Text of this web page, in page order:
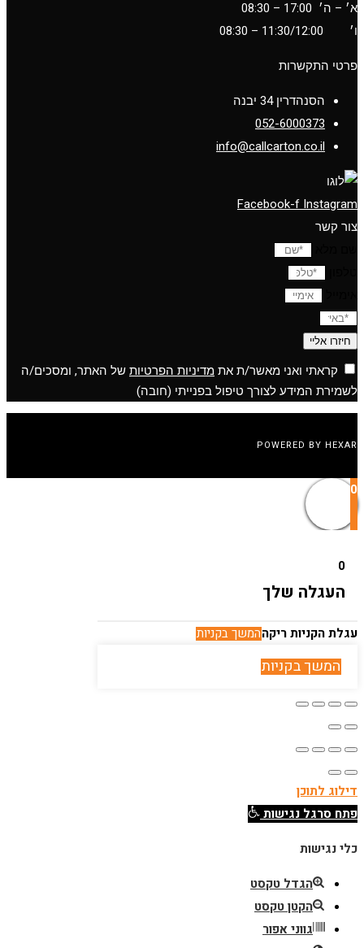
א׳ – ה׳ 17:00 – 08:30
ו׳
11:30/12:00
– 08:30
פרטי התקשרות
הסנהדרין 34 יבנה
052-6000373
info@callcarton.co.il
Facebook-f
Instagram
צור קשר
חיזרו אליי
קראתי ואני מאשר/ת אתמדיניות הפרטיותשל האתר, ומסכים/ה
לשמירת המידע לצורך טיפול בפנייתי (חובה)
POWERED BY HEXAR
0
0
העגלה שלך
עגלת הקניות ריקההמשך בקניות
המשך בקניות
דילוג לתוכן
פתח סרגל נגישות
כלי נגישות
הגדל טקסט
הקטן טקסט
גווני אפור